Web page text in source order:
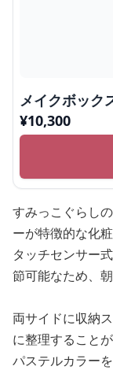
メイクボック
¥10,300
すみっこぐらし
ーが特徴的な化
タッチセンサー
節可能なため、
両サイドに収納
に整理することが
パステルカラー